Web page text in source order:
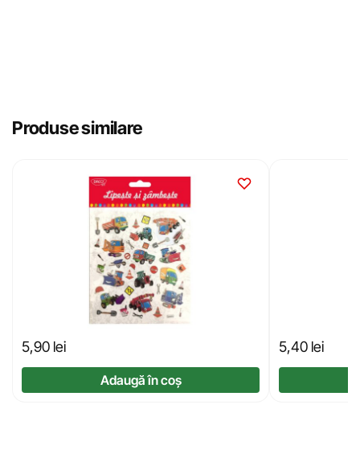
Produse similare
5,90 lei
Adaugă în coș
5,40 lei